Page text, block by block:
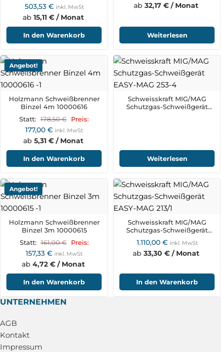
503,53 € inkl. MwSt
ab 15,11 € / Monat
In den Warenkorb
ab 32,17 € / Monat
Weiterlesen
Angebot!
Holzmann Schweißbrenner
Binzel 4m 10000616
Statt: 178,50€ Preis:
177,00 € inkl. MwSt
ab 5,31 € / Monat
In den Warenkorb
Schweisskraft MIG/MAG
Schutzgas-Schweißgerät
Weiterlesen
Angebot!
Holzmann Schweißbrenner
Binzel 3m 10000615
Statt: 161,00€ Preis:
157,33 € inkl. MwSt
ab 4,72 € / Monat
In den Warenkorb
Schweisskraft MIG/MAG
Schutzgas-Schweißgerät
1.110,00 € inkl. MwSt
ab 33,30 € / Monat
In den Warenkorb
UNTERNEHMEN
AGB
Kontakt
Impressum